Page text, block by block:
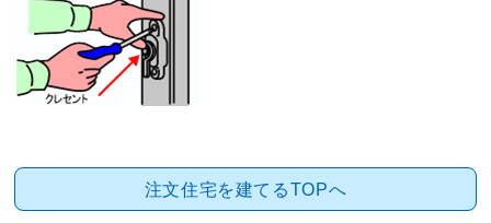
注文住宅を建てるTOPへ